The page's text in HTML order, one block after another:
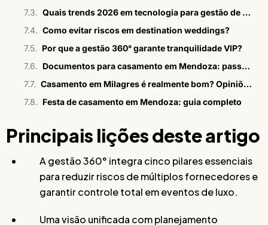
Quais trends 2026 em tecnologia para gestão de eventos de luxo?
Como evitar riscos em destination weddings?
Por que a gestão 360° garante tranquilidade VIP?
Documentos para casamento em Mendoza: passo a passo em 2026
Casamento em Milagres é realmente bom? Opiniões sinceras
Festa de casamento em Mendoza: guia completo
Principais lições deste artigo
A gestão 360° integra cinco pilares essenciais
para reduzir riscos de múltiplos fornecedores e
garantir controle total em eventos de luxo.
Uma visão unificada com planejamento